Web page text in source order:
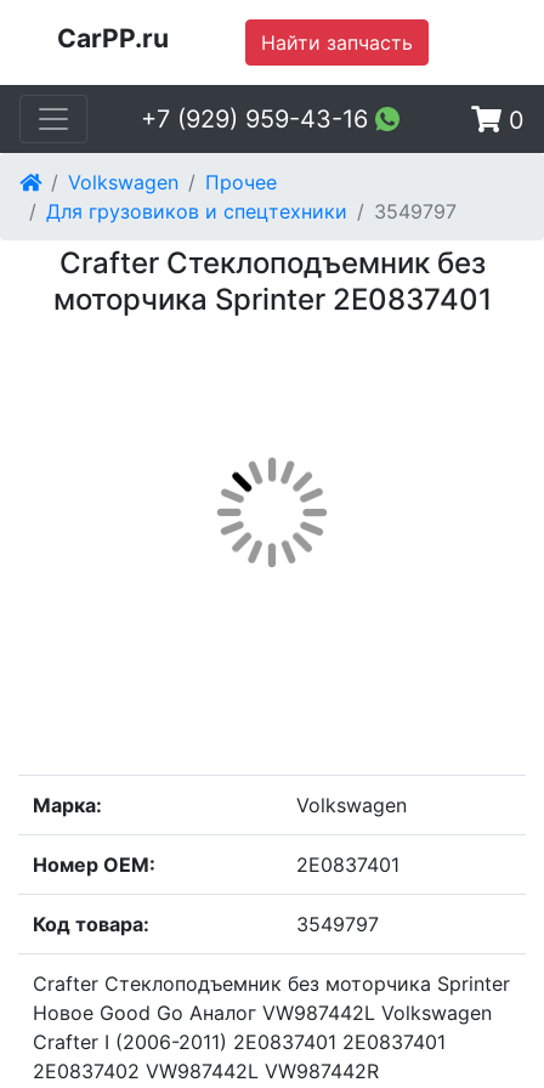
CarPP.ru Найти запчасть
+7 (929) 959-43-16 0
Volkswagen
Прочее
Для грузовиков и спецтехники
3549797
Crafter Стеклоподъемник без
моторчика Sprinter 2E0837401
Марка: Volkswagen
Номер OEM: 2E0837401
Код товара: 3549797
Crafter Стеклоподъемник без моторчика Sprinter
Новое Good Go Аналог VW987442L Volkswagen
Crafter I (2006-2011) 2E0837401 2E0837401
2E0837402 VW987442L VW987442R